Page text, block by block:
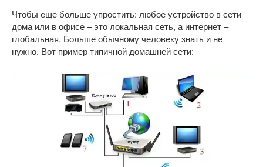
Чтобы еще больше упростить: любое устройство в сети
дома или в офисе – это локальная сеть, а интернет –
глобальная. Больше обычному человеку знать и не
нужно. Вот пример типичной домашней сети: